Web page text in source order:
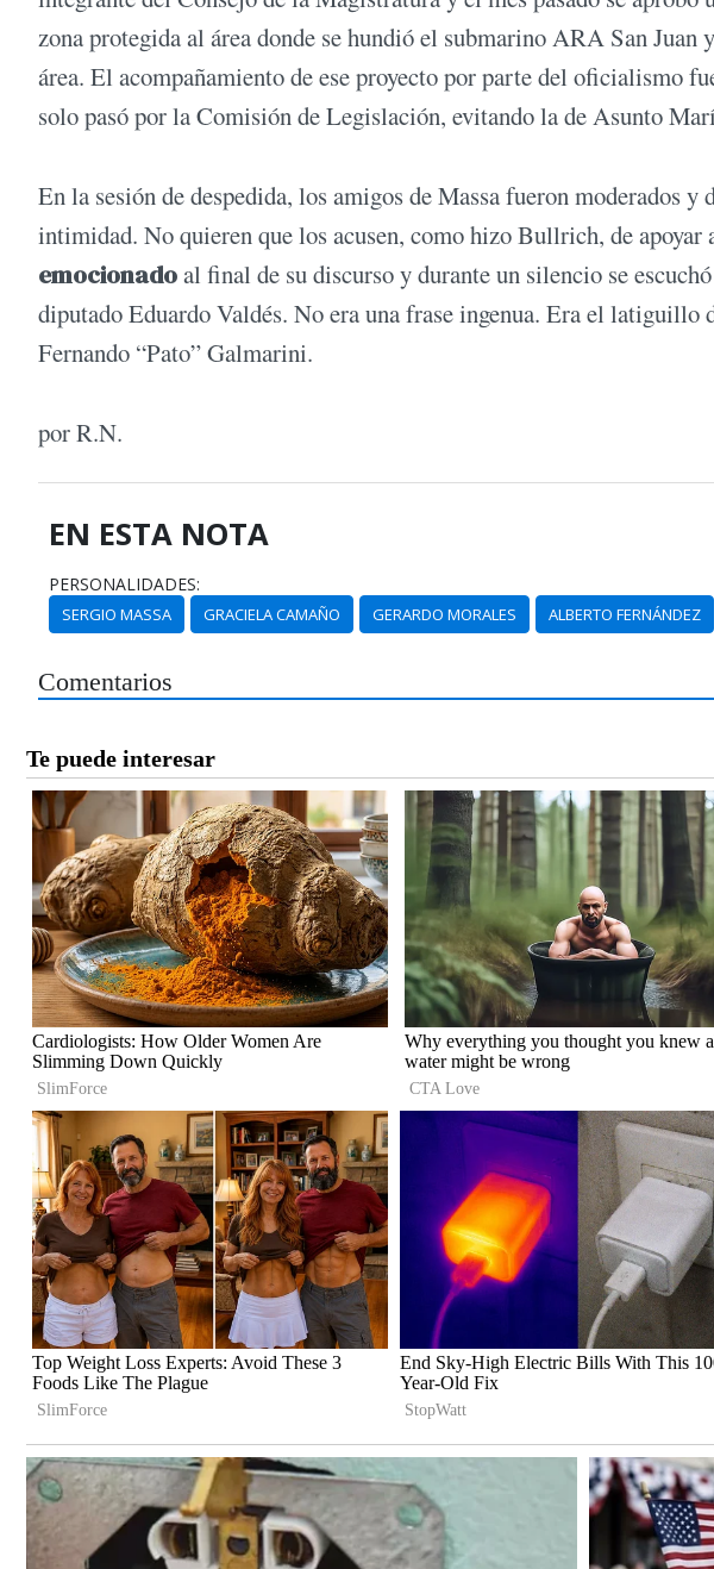
zona protegida al área donde se hundió el submarino ARA San
área. El acompañamiento de ese proyecto por parte del oficialismo
solo pasó por la Comisión de Legislación, evitando la de Asunto
En la sesión de despedida, los amigos de Massa fueron moderados y
intimidad. No quieren que los acusen, como hizo Bullrich, de apoyar
emocionadoal final de su discurso y durante un silencio se
diputado Eduardo Valdés. No era una frase ingenua. Era el latiguillo
Fernando “Pato” Galmarini.
por R.N.
EN ESTA NOTA
PERSONALIDADES:
SERGIO MASSA GRACIELA CAMAÑO GERARDO MORALES ALBERTO FERNÁNDEZ
Comentarios